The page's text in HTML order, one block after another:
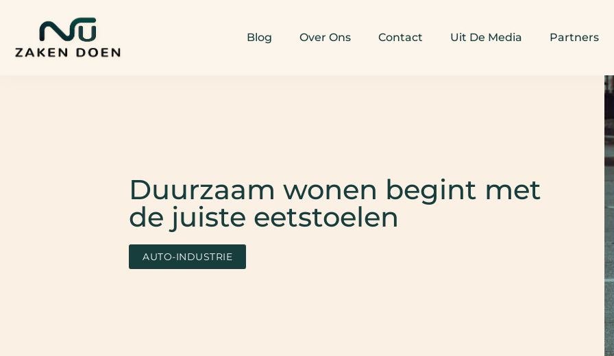
Blog Over Ons Contact Uit De Media Partners
Duurzaam wonen begint met
de juiste eetstoelen
AUTO-INDUSTRIE